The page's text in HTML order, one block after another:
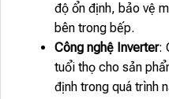
độ ổn định, bảo vệ
bên trong bếp.
Công nghệ Inverter:
tuổi thọ cho sản
định trong quá trình